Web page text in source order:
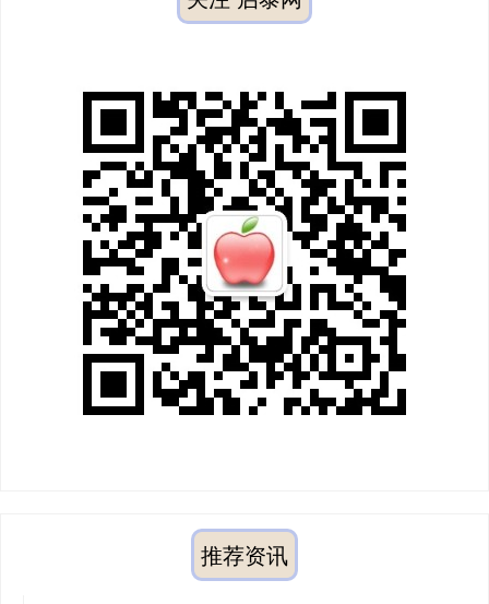
推荐资讯